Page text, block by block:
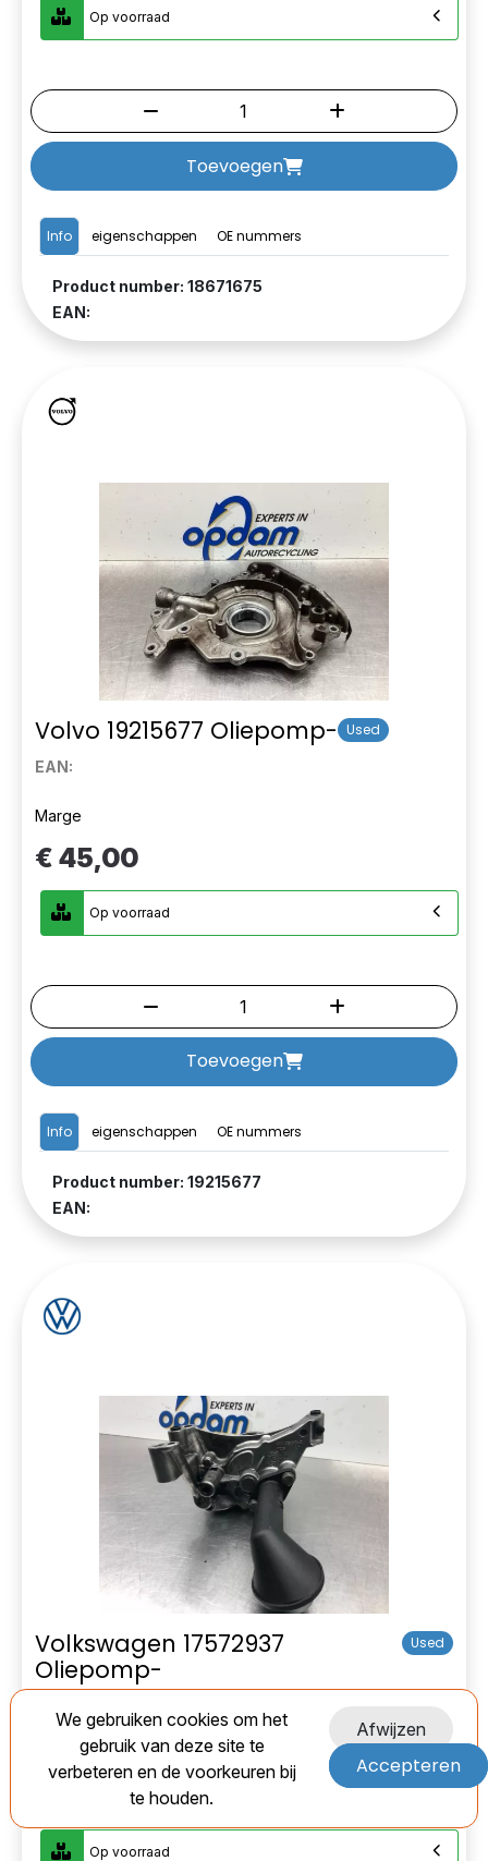
Info eigenschappen OE nummers
Product number: 18671675
EAN:
Op voorraad
Toevoegen
Volvo 19215677 Oliepomp- Used
EAN:
Info eigenschappen OE nummers
Product number: 19215677
EAN:
Marge
€ 45,00
Op voorraad
Toevoegen
Volkswagen 17572937
Oliepomp-
Used
Marge
€ 51,00
Op voorraad
We gebruiken cookies om het
gebruik van deze site te
verbeteren en de voorkeuren bij
te houden.
Afwijzen
Accepteren